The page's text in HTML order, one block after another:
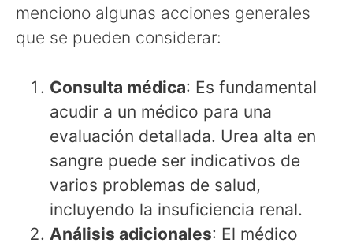
menciono algunas acciones generales
que se pueden considerar:
Consulta médica: Es fundamental
acudir a un médico para una
evaluación detallada. Urea alta en
sangre puede ser indicativos de
varios problemas de salud,
incluyendo la insuficiencia renal.
Análisis adicionales: El médico